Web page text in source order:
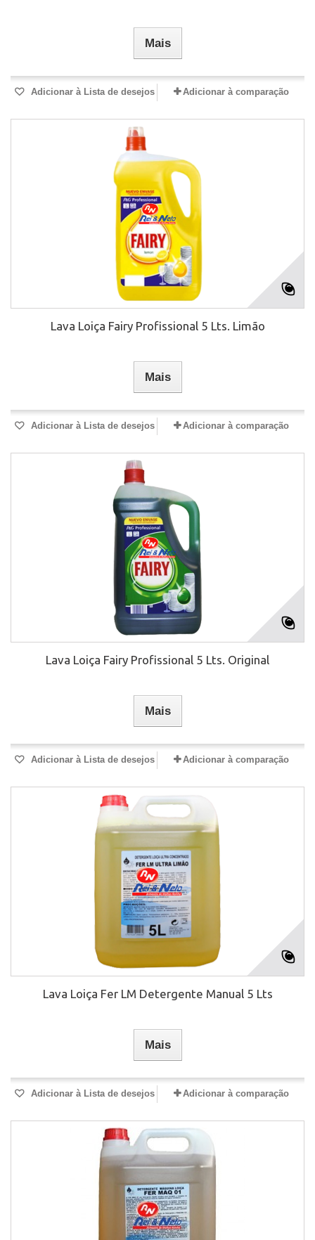
Mais
Adicionar à Lista de desejos Adicionar à comparação
Lava Loiça Fairy Profissional 5 Lts. Limão
Mais
Adicionar à Lista de desejos Adicionar à comparação
Lava Loiça Fairy Profissional 5 Lts. Original
Mais
Adicionar à Lista de desejos Adicionar à comparação
Lava Loiça Fer LM Detergente Manual 5 Lts
Mais
Adicionar à Lista de desejos Adicionar à comparação